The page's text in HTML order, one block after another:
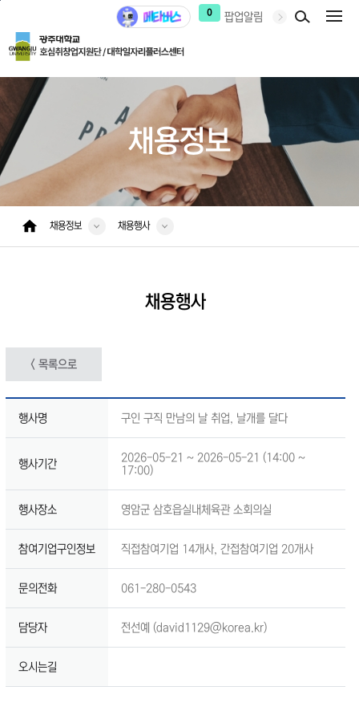
0 팝업알림
채용정보
채용정보 채용행사
채용행사
< 목록으로
행사명 구인 구직 만남의 날 취업, 날개를 달다
행사기간
2026-05-21 ~ 2026-05-21 (14:00 ~
17:00)
행사장소 영암군 삼호읍실내체육관 소회의실
참여기업구인정보 직접참여기업 14개사, 간접참여기업 20개사
문의전화 061-280-0543
담당자 전선예 (david1129@korea.kr)
오시는길